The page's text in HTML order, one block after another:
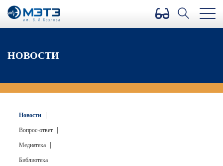
Версия для слабовидящих
НОВОСТИ
Новости
Вопрос-ответ
Медиатека
Библиотека